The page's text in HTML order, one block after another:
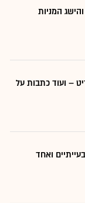
המניות
– ועוד כתבות על
2 סקטורים בעייתיים ואחד